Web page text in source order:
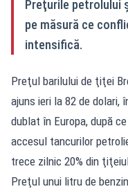
Preţurile petrolului
pe măsură ce
intensifică.
Preţul barilului de ţiţei
ajuns ieri la 82 de dolari,
dublat în Europa, după
accesul tancurilor
trece zilnic 20% din
Preţul unui litru de